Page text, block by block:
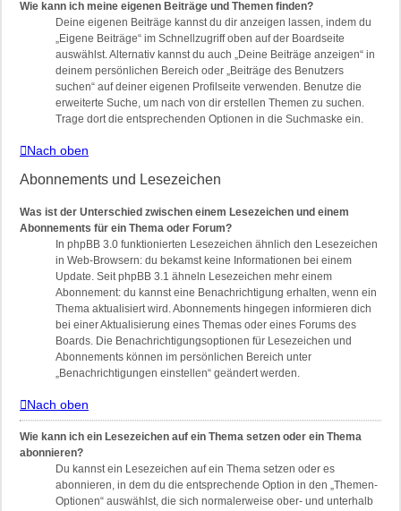
Wie kann ich meine eigenen Beiträge und Themen finden?
Deine eigenen Beiträge kannst du dir anzeigen lassen, indem du
„Eigene Beiträge“ im Schnellzugriff oben auf der Boardseite
auswählst. Alternativ kannst du auch „Deine Beiträge anzeigen“ in
deinem persönlichen Bereich oder „Beiträge des Benutzers
suchen“ auf deiner eigenen Profilseite verwenden. Benutze die
erweiterte Suche, um nach von dir erstellen Themen zu suchen.
Trage dort die entsprechenden Optionen in die Suchmaske ein.
Nach oben
Abonnements und Lesezeichen
Was ist der Unterschied zwischen einem Lesezeichen und einem
Abonnements für ein Thema oder Forum?
In phpBB 3.0 funktionierten Lesezeichen ähnlich den Lesezeichen
in Web-Browsern: du bekamst keine Informationen bei einem
Update. Seit phpBB 3.1 ähneln Lesezeichen mehr einem
Abonnement: du kannst eine Benachrichtigung erhalten, wenn ein
Thema aktualisiert wird. Abonnements hingegen informieren dich
bei einer Aktualisierung eines Themas oder eines Forums des
Boards. Die Benachrichtigungsoptionen für Lesezeichen und
Abonnements können im persönlichen Bereich unter
„Benachrichtigungen einstellen“ geändert werden.
Nach oben
Wie kann ich ein Lesezeichen auf ein Thema setzen oder ein Thema
abonnieren?
Du kannst ein Lesezeichen auf ein Thema setzen oder es
abonnieren, in dem du die entsprechende Option in den „Themen-
Optionen“ auswählst, die sich normalerweise ober- und unterhalb